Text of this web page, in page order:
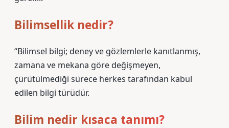
Bilimsellik nedir?
“Bilimsel bilgi; deney ve gözlemlerle kanıtlanmış,
zamana ve mekana göre değişmeyen,
çürütülmediği sürece herkes tarafından kabul
edilen bilgi türüdür.
Bilim nedir kısaca tanımı?